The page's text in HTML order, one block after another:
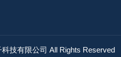
技有限公司 All Rights Reserved